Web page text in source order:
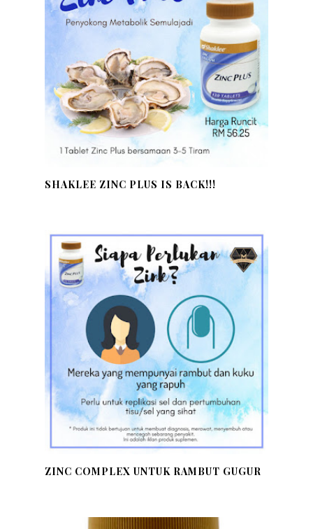
SHAKLEE ZINC PLUS IS BACK!!!
ZINC COMPLEX UNTUK RAMBUT GUGUR